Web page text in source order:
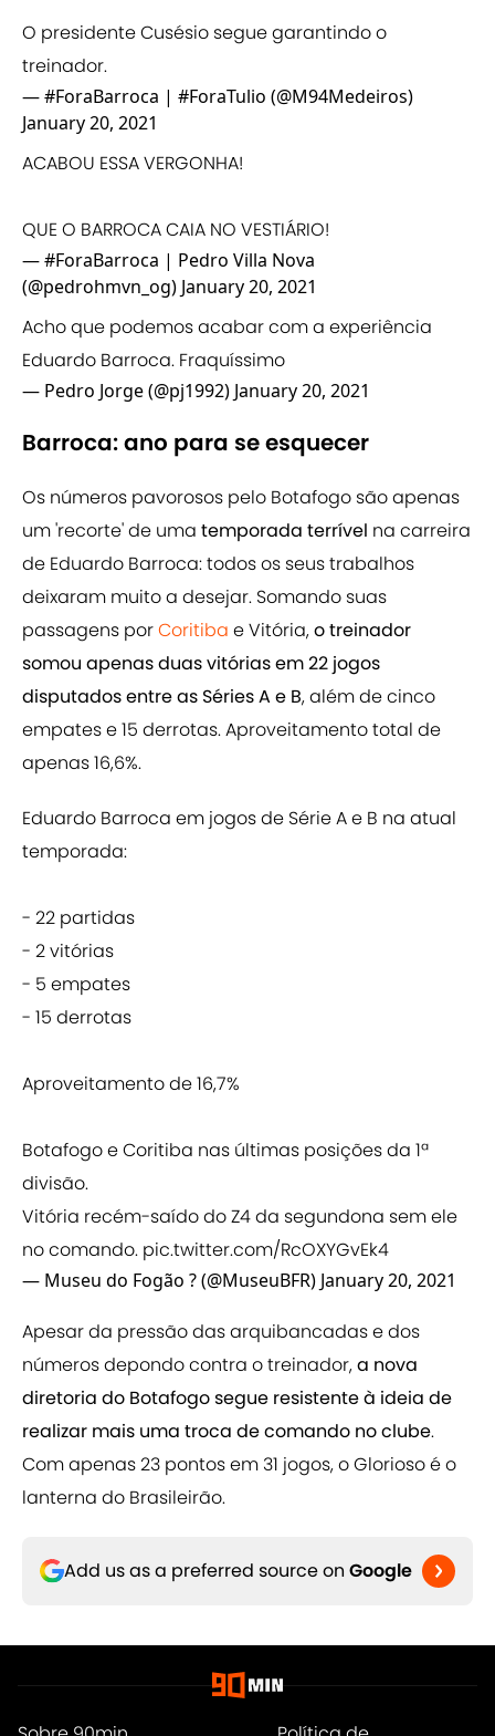
O presidente Cusésio segue garantindo o
treinador.
— #ForaBarroca | #ForaTulio (@M94Medeiros)
January 20, 2021
ACABOU ESSA VERGONHA!
QUE O BARROCA CAIA NO VESTIÁRIO!
— #ForaBarroca | Pedro Villa Nova
(@pedrohmvn_og) January 20, 2021
Acho que podemos acabar com a experiência
Eduardo Barroca. Fraquíssimo
— Pedro Jorge (@pj1992) January 20, 2021
Barroca: ano para se esquecer
Os números pavorosos pelo Botafogo são apenas
um 'recorte' de uma temporada terrível na carreira
de Eduardo Barroca: todos os seus trabalhos
deixaram muito a desejar. Somando suas
passagens porCoritiba e Vitória,o treinador
somou apenas duas vitórias em 22 jogos
disputados entre as Séries A e B, além de cinco
empates e 15 derrotas. Aproveitamento total de
apenas 16,6%.
Eduardo Barroca em jogos de Série A e B na atual
temporada:
- 22 partidas
- 2 vitórias
- 5 empates
- 15 derrotas
Aproveitamento de 16,7%
Botafogo e Coritiba nas últimas posições da 1ª
divisão.
Vitória recém-saído do Z4 da segundona sem ele
no comando. pic.twitter.com/RcOXYGvEk4
— Museu do Fogão ? (@MuseuBFR) January 20, 2021
Apesar da pressão das arquibancadas e dos
números depondo contra o treinador,a nova
diretoria do Botafogo segue resistente à ideia de
realizar mais uma troca de comando no clube.
Com apenas 23 pontos em 31 jogos, o Glorioso é o
lanterna do Brasileirão.
Add us as a preferred source on Google